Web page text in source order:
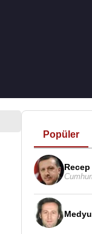
Popüler